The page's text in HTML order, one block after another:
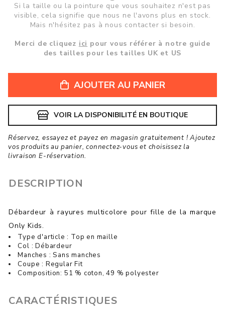
Si la taille ou la pointure que vous souhaitez n'est pas
visible, cela signifie que nous ne l'avons plus en stock.
Mais n'hésitez pas à nous contacter si besoin.
Merci de cliquez ici pour vous référer à notre guide
des tailles pour les tailles UK et US
AJOUTER AU PANIER
VOIR LA DISPONIBILITÉ EN BOUTIQUE
Réservez, essayez et payez en magasin gratuitement ! Ajoutez
vos produits au panier, connectez-vous et choisissez la
livraison E-réservation.
DESCRIPTION
Débardeur à rayures multicolore pour fille de la marque
Only Kids.
Type d'article : Top en maille
Col : Débardeur
Manches : Sans manches
Coupe : Regular Fit
Composition: 51 % coton, 49 % polyester
CARACTÉRISTIQUES